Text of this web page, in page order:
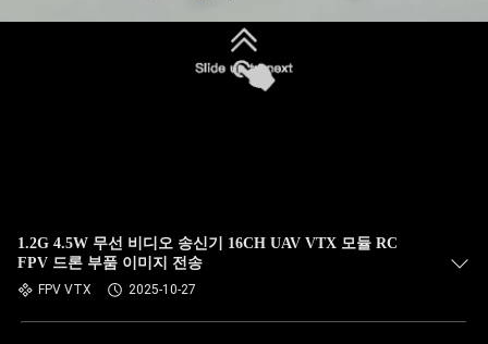
1.2G 4.5W 무선 비디오 송신기 16CH UAV VTX 모듈 RC
FPV 드론 부품 이미지 전송
FPV VTX 2025-10-27